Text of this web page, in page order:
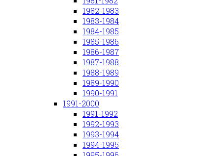
1982-1983
1983-1984
1984-1985
1985-1986
1986-1987
1987-1988
1988-1989
1989-1990
1990-1991
1991-2000
1991-1992
1992-1993
1993-1994
1994-1995